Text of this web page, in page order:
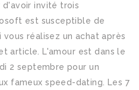
invité trois
est susceptible de
réalisez un achat après
article. L'amour est dans le
2 septembre pour un
fameux speed-dating. Les 7